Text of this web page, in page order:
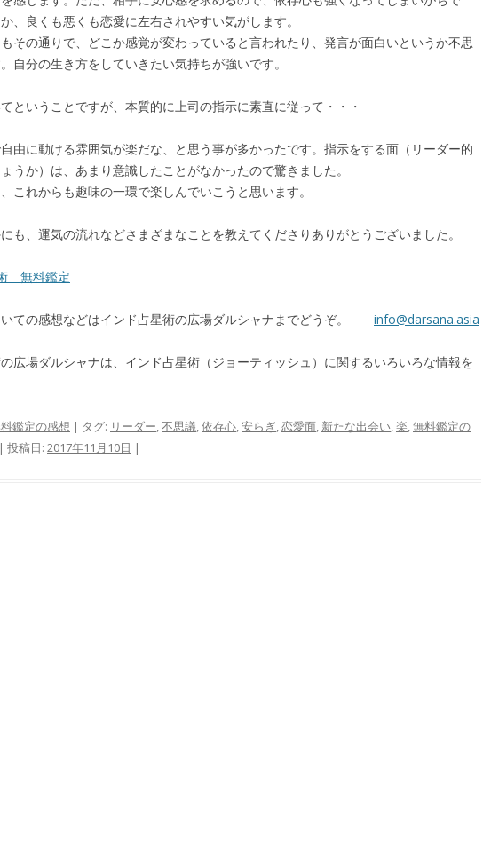
、良くも悪くも恋愛に左右されやすい気がします。
その通りで、どこか感覚が変わっていると言われたり、発言が面白いというか不思
自分の生き方をしていきたい気持ちが強いです。
ということですが、本質的に上司の指示に素直に従って・・・
由に動ける雰囲気が楽だな、と思う事が多かったです。指示をする面（リーダー的
うか）は、あまり意識したことがなかったので驚きました。
これからも趣味の一環で楽しんでいこうと思います。
も、運気の流れなどさまざまなことを教えてくださりありがとうございました。
無料鑑定
いての感想などはインド占星術の広場ダルシャナまでどうぞ。 info@darsana.asia
広場ダルシャナは、インド占星術（ジョーティッシュ）に関するいろいろな情報を
鑑定の感想 | タグ: リーダー,不思議,依存心,安らぎ,恋愛面, 新たな出会い,楽,無料鑑定の
| 投稿日: 2017年11月10日 |